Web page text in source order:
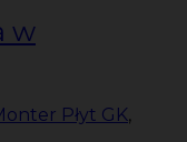
w
Płyt GK,